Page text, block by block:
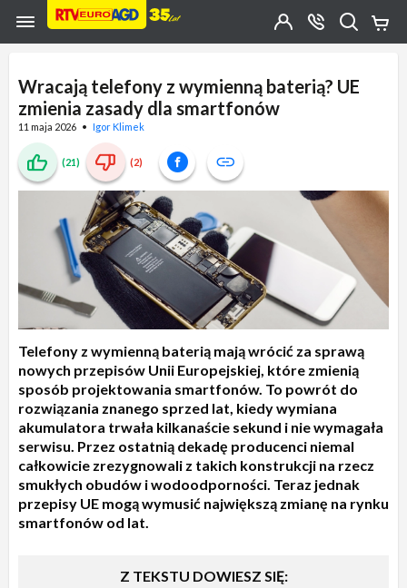
Przejdź do zawartości strony
Przejdź do wyszukiwarki
Przejdź do kategorii
Przejdź do stopki
OTWÓRZ
MENU
Moje
Konto
szukasz?
Wracają telefony z wymienną baterią? UE
zmienia zasady dla smartfonów
11 maja 2026 Igor Klimek
(21) (2)
Telefony z wymienną baterią mają wrócić za sprawą
nowych przepisów Unii Europejskiej, które zmienią
sposób projektowania smartfonów. To powrót do
rozwiązania znanego sprzed lat, kiedy wymiana
akumulatora trwała kilkanaście sekund i nie wymagała
serwisu. Przez ostatnią dekadę producenci niemal
całkowicie zrezygnowali z takich konstrukcji na rzecz
smukłych obudów i wodoodporności. Teraz jednak
przepisy UE mogą wymusić największą zmianę na rynku
smartfonów od lat.
Z TEKSTU DOWIESZ SIĘ: